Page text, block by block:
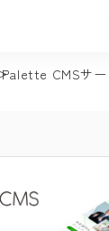
Palette CMSサー